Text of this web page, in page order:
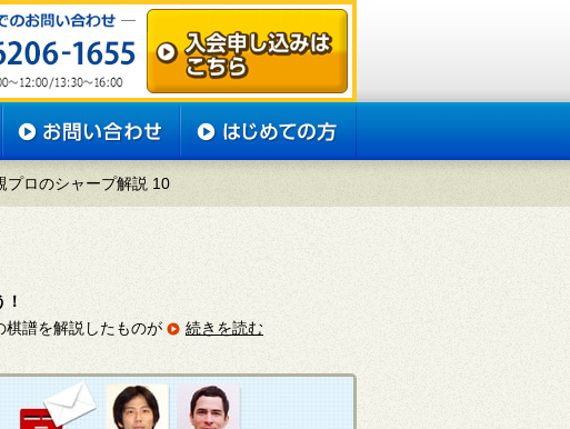
プロのシャープ解説 10
棋譜を解説したものが
続きを読む